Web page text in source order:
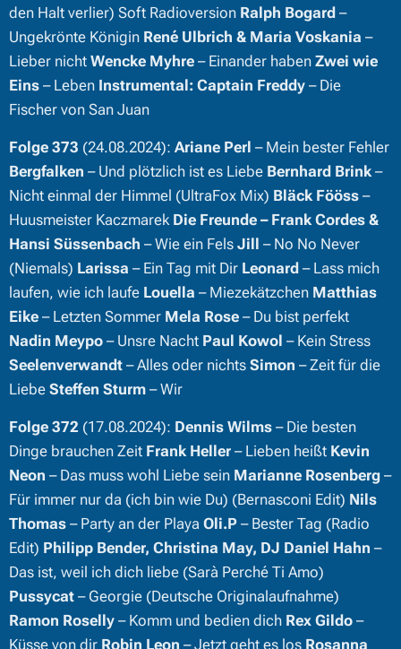
den Halt verlier) Soft Radioversion Ralph Bogard –
Ungekrönte Königin René Ulbrich & Maria Voskania –
Lieber nicht Wencke Myhre – Einander haben Zwei wie
Eins – Leben Instrumental: Captain Freddy – Die
Fischer von San Juan
Folge 373 (24.08.2024): Ariane Perl – Mein bester Fehler
Bergfalken – Und plötzlich ist es Liebe Bernhard Brink–
Nicht einmal der Himmel (UltraFox Mix) Bläck Fööss –
Huusmeister Kaczmarek Die Freunde – Frank Cordes &
Hansi Süssenbach – Wie ein Fels Jill – No No Never
(Niemals) Larissa – Ein Tag mit Dir Leonard – Lass mich
laufen, wie ich laufe Louella – Miezekätzchen Matthias
Eike – Letzten Sommer Mela Rose – Du bist perfekt
Nadin Meypo – Unsre Nacht Paul Kowol – Kein Stress
Seelenverwandt – Alles oder nichts Simon – Zeit für die
Liebe Steffen Sturm – Wir
Folge 372 (17.08.2024): Dennis Wilms – Die besten
Dinge brauchen Zeit Frank Heller – Lieben heißt Kevin
Neon – Das muss wohl Liebe sein Marianne Rosenberg –
Für immer nur da (ich bin wie Du) (Bernasconi Edit) Nils
Thomas – Party an der Playa Oli.P – Bester Tag (Radio
Edit) Philipp Bender, Christina May, DJ Daniel Hahn –
Das ist, weil ich dich liebe (Sarà Perché Ti Amo)
Pussycat – Georgie (Deutsche Originalaufnahme)
Ramon Roselly – Komm und bedien dich Rex Gildo –
Küsse von dir Robin Leon – Jetzt geht es los Rosanna